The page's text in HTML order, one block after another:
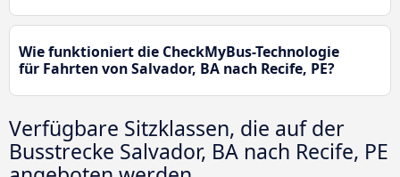
Wie funktioniert die CheckMyBus-Technologie
für Fahrten von Salvador, BA nach Recife, PE?
Verfügbare Sitzklassen, die auf der
Busstrecke Salvador, BA nach Recife, PE